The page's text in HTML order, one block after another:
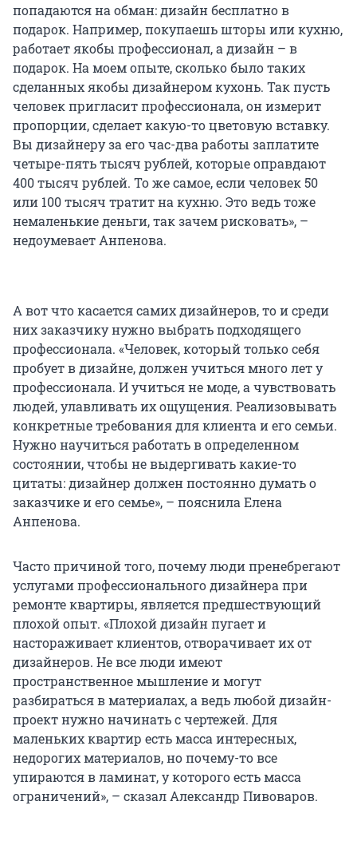
попадаются на обман: дизайн бесплатно в
подарок. Например, покупаешь шторы или кухню,
работает якобы профессионал, а дизайн – в
подарок. На моем опыте, сколько было таких
сделанных якобы дизайнером кухонь. Так пусть
человек пригласит профессионала, он измерит
пропорции, сделает какую-то цветовую вставку.
Вы дизайнеру за его час-два работы заплатите
четыре-пять тысяч рублей, которые оправдают
400 тысяч рублей. То же самое, если человек 50
или 100 тысяч тратит на кухню. Это ведь тоже
немаленькие деньги, так зачем рисковать», –
недоумевает Анпенова.
А вот что касается самих дизайнеров, то и среди
них заказчику нужно выбрать подходящего
профессионала. «Человек, который только себя
пробует в дизайне, должен учиться много лет у
профессионала. И учиться не моде, а чувствовать
людей, улавливать их ощущения. Реализовывать
конкретные требования для клиента и его семьи.
Нужно научиться работать в определенном
состоянии, чтобы не выдергивать какие-то
цитаты: дизайнер должен постоянно думать о
заказчике и его семье», – пояснила Елена
Анпенова.
Часто причиной того, почему люди пренебрегают
услугами профессионального дизайнера при
ремонте квартиры, является предшествующий
плохой опыт. «Плохой дизайн пугает и
настораживает клиентов, отворачивает их от
дизайнеров. Не все люди имеют
пространственное мышление и могут
разбираться в материалах, а ведь любой дизайн-
проект нужно начинать с чертежей. Для
маленьких квартир есть масса интересных,
недорогих материалов, но почему-то все
упираются в ламинат, у которого есть масса
ограничений», – сказал Александр Пивоваров.